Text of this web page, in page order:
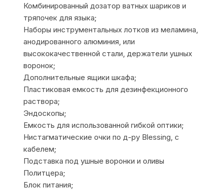
Комбинированный дозатор ватных шариков и
тряпочек для языка;
Наборы инструментальных лотков из меламина,
анодированного алюминия, или
высококачественной стали, держатели ушных
воронок;
Дополнительные ящики шкафа;
Пластиковая емкость для дезинфекционного
раствора;
Эндоскопы;
Емкость для использованной гибкой оптики;
Нистагматические очки по д-ру Blessing, с
кабелем;
Подставка под ушные воронки и оливы
Политцера;
Блок питания;